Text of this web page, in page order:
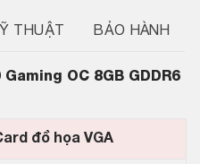
THUẬT BẢO HÀNH
Gaming OC 8GB GDDR6
đồ họa VGA